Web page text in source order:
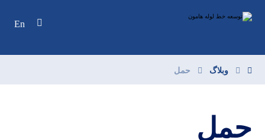
En
وبلاگ حمل
حمل